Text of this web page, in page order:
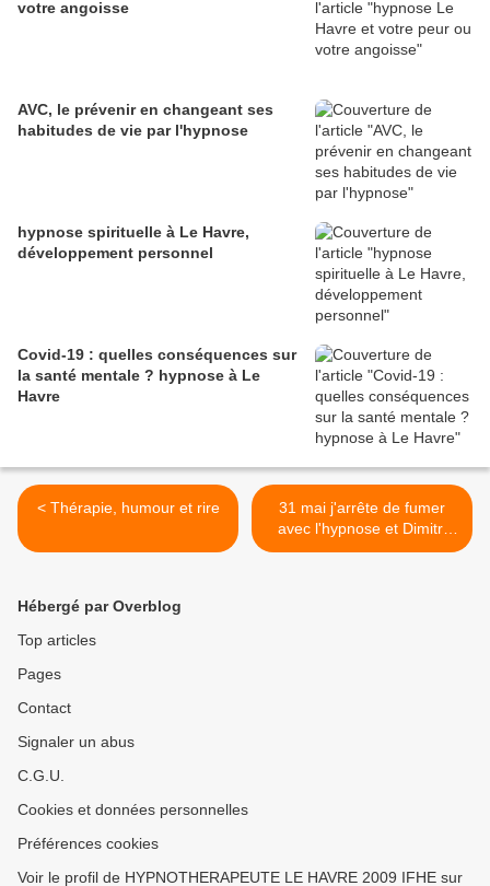
votre angoisse
AVC, le prévenir en changeant ses
habitudes de vie par l'hypnose
hypnose spirituelle à Le Havre,
développement personnel
Covid-19 : quelles conséquences sur
la santé mentale ? hypnose à Le
Havre
< Thérapie, humour et rire
31 mai j'arrête de fumer
avec l'hypnose et Dimitri
Bulan >
Hébergé par Overblog
Top articles
Pages
Contact
Signaler un abus
C.G.U.
Cookies et données personnelles
Préférences cookies
Voir le profil de HYPNOTHERAPEUTE LE HAVRE 2009 IFHE sur